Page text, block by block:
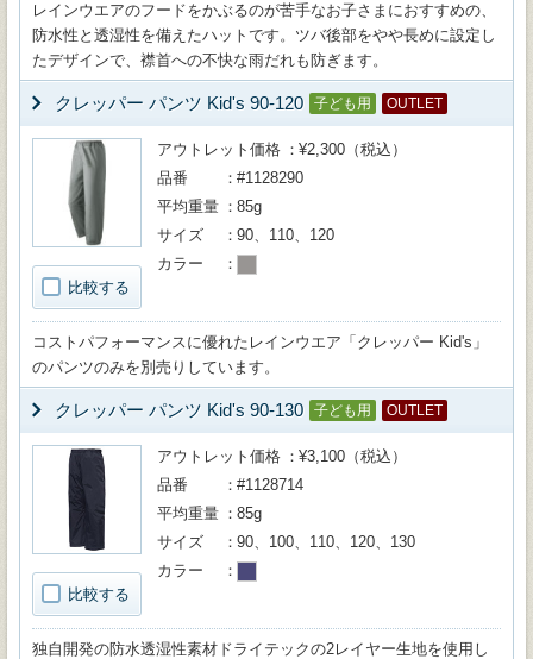
レインウエアのフードをかぶるのが苦手なお子さまにおすすめの、
防水性と透湿性を備えたハットです。ツバ後部をやや長めに設定し
たデザインで、襟首への不快な雨だれも防ぎます。
クレッパー パンツ Kid's 90-120 子ども用 OUTLET
比較する
アウトレット価格
¥2,300（税込）
品番
#1128290
平均重量
85g
サイズ
90、110、120
カラー
コストパフォーマンスに優れたレインウエア「クレッパー Kid's」
のパンツのみを別売りしています。
クレッパー パンツ Kid's 90-130 子ども用 OUTLET
比較する
アウトレット価格
¥3,100（税込）
品番
#1128714
平均重量
85g
サイズ
90、100、110、120、130
カラー
独自開発の防水透湿性素材ドライテックの2レイヤー生地を使用し